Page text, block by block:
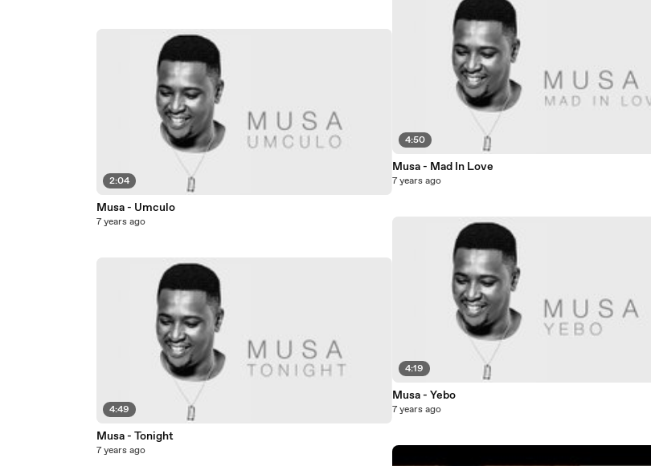
2:04
Musa - Umculo
7 years ago
4:49
Musa - Tonight
7 years ago
4:50
Musa - Mad In Love
7 years ago
4:19
Musa - Yebo
7 years ago